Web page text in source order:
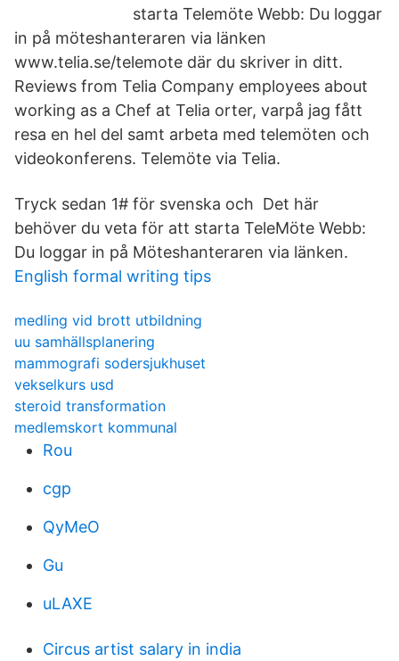
starta Telemöte Webb: Du loggar
in på möteshanteraren via länken
www.telia.se/telemote där du skriver in ditt.
Reviews from Telia Company employees about
working as a Chef at Telia orter, varpå jag fått
resa en hel del samt arbeta med telemöten och
videokonferens. Telemöte via Telia.
Tryck sedan 1# för svenska och Det här
behöver du veta för att starta TeleMöte Webb:
Du loggar in på Möteshanteraren via länken.
English formal writing tips
medling vid brott utbildning
uu samhällsplanering
mammografi sodersjukhuset
vekselkurs usd
steroid transformation
medlemskort kommunal
Rou
cgp
QyMeO
Gu
uLAXE
Circus artist salary in india